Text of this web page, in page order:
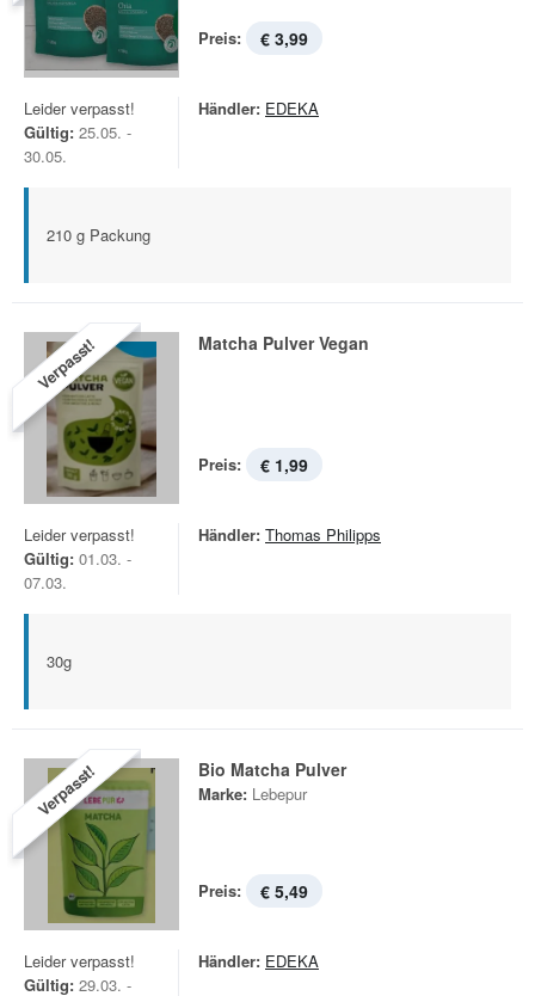
Preis: € 3,99
Leider verpasst!
Gültig: 25.05. -
30.05.
Händler: EDEKA
210 g Packung
Verpasst! Matcha Pulver Vegan
Preis: € 1,99
Leider verpasst!
Gültig: 01.03. -
07.03.
Händler: Thomas Philipps
30g
Verpasst! Bio Matcha Pulver
Marke: Lebepur
Preis: € 5,49
Leider verpasst!
Gültig: 29.03. -
Händler: EDEKA